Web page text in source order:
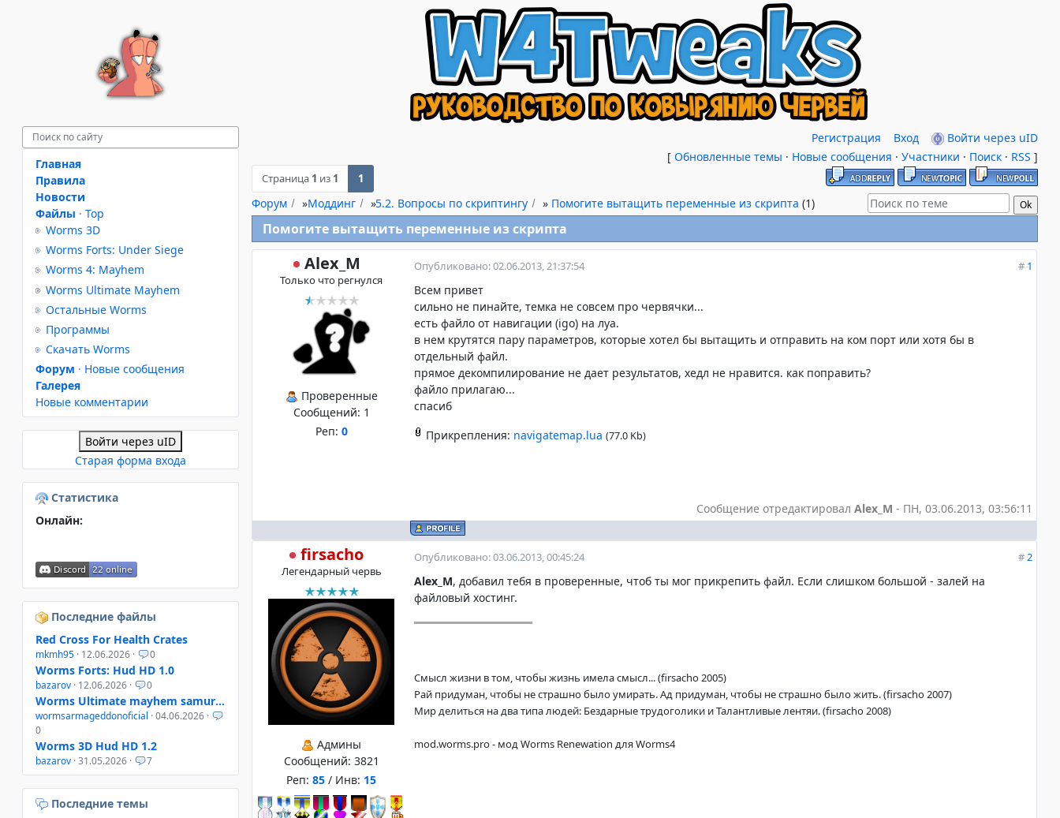
Регистрация Вход
Войти через uID
[ Обновленные темы · Новые сообщения · Участники · Поиск · RSS ]
Страница 1 из 1 1
Форум »Моддинг »5.2. Вопросы по скриптингу » Помогите вытащить переменные из скрипта (1)
Помогите вытащить переменные из скрипта
Alex_M
Только что регнулся
Проверенные
Сообщений: 1
Реп: 0
# 1
Опубликовано: 02.06.2013, 21:37:54
Всем привет
сильно не пинайте, темка не совсем про червячки...
есть файло от навигации (igo) на луа.
в нем крутятся пару параметров, которые хотел бы вытащить и отправить на ком порт или хотя бы в
отдельный файл.
прямое декомпилирование не дает результатов, хедл не нравится. как поправить?
файло прилагаю...
спасиб
Прикрепления: navigatemap.lua (77.0 Kb)
Сообщение отредактировал Alex_M - ПН, 03.06.2013, 03:56:11
firsacho
Легендарный червь
Админы
Сообщений: 3821
Реп: 85 / Инв: 15
#2
Опубликовано: 03.06.2013, 00:45:24
Alex_M, добавил тебя в проверенные, чтоб ты мог прикрепить файл. Если слишком большой - залей на
файловый хостинг.
Смысл жизни в том, чтобы жизнь имела смысл... (firsacho 2005)
Рай придуман, чтобы не страшно было умирать. Ад придуман, чтобы не страшно было жить. (firsacho 2007)
Мир делиться на два типа людей: Бездарные трудоголики и Талантливые лентяи. (firsacho 2008)
mod.worms.pro - мод Worms Renewation для Worms4
Главная
Правила
Новости
Файлы · Top
Worms 3D
Worms Forts: Under Siege
Worms 4: Mayhem
Worms Ultimate Mayhem
Остальные Worms
Программы
Скачать Worms
Форум · Новые сообщения
Галерея
Новые комментарии
Войти через uID
Старая форма входа
Статистика
Онлайн:
Последние файлы
Red Cross For Health Crates
mkmh95 · 12.06.2026 · 0
Worms Forts: Hud HD 1.0
bazarov · 12.06.2026 · 0
Worms Ultimate mayhem samurai helmet
wormsarmageddonoficial · 04.06.2026 ·
0
Worms 3D Hud HD 1.2
bazarov · 31.05.2026 · 7
Последние темы